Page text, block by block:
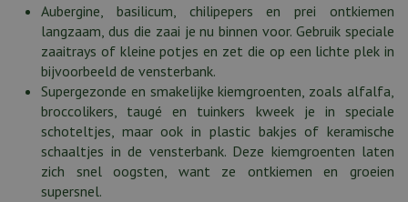
Aubergine, basilicum, chilipepers en prei ontkiemen
langzaam, dus die zaai je nu binnen voor. Gebruik speciale
zaaitrays of kleine potjes en zet die op een lichte plek in
bijvoorbeeld de vensterbank.
Supergezonde en smakelijke kiemgroenten, zoals alfalfa,
broccolikers, taugé en tuinkers kweek je in speciale
schoteltjes, maar ook in plastic bakjes of keramische
schaaltjes in de vensterbank. Deze kiemgroenten laten
zich snel oogsten, want ze ontkiemen en groeien
supersnel.